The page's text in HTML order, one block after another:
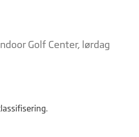
Golf Center, lørdag